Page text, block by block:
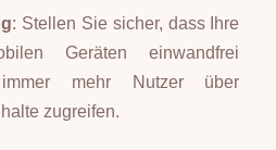
: Stellen Sie sicher, dass Ihre
Geräten einwandfrei
mehr Nutzer über
zugreifen.